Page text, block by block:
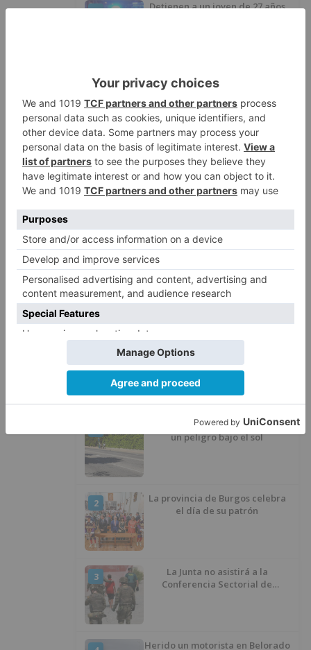
1
Detienen a un joven de 27 años
2
Calor y posibles tormentas en
Burgos durante el eclipse del 12
de agosto
3
Santiago Lencina, nuevo
refuerzo del Burgos CF para la
temporada 2026/27
4
El Burgos CF anuncia que Álex
Lizancos ha sido operado con
éxito del menisco de su rodilla
5
Detenidas tres personas en
hachís, cocaína y marihuana
ocultos en su vehículo
LO ÚLTIMO
Esperar al autobús en el HUBU es
un peligro bajo el sol
2
La provincia de Burgos celebra
el día de su patrón
3
La Junta no asistirá a la
Conferencia Sectorial de
Herido un motorista en Belorado